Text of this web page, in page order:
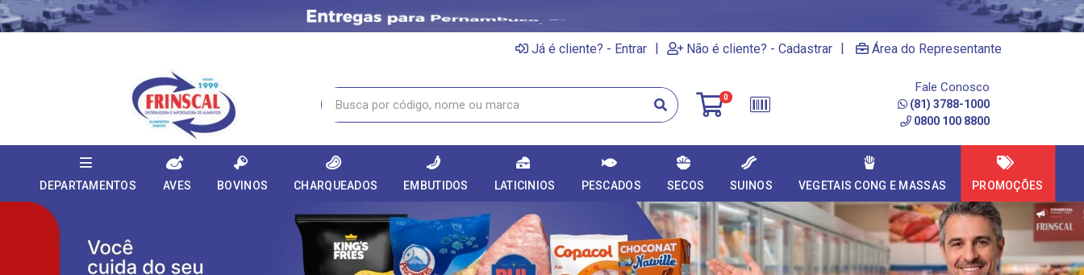
Já é cliente? - Entrar | Não é cliente? - Cadastrar | Área do Representante
0
Fale Conosco
(81) 3788-1000
0800 100 8800
DEPARTAMENTOS AVES BOVINOS CHARQUEADOS EMBUTIDOS LATICINIOS PESCADOS SECOS SUINOS VEGETAIS CONG E MASSAS PROMOÇÕES